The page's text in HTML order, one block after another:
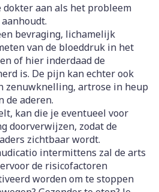
dokter aan als het probleem
bevraging, lichamelijk
van de bloeddruk in het
of hier inderdaad de
is. De pijn kan echter ook
zenuwknelling, artrose in heup
de aderen.
kan die je eventueel voor
doorverwijzen, zodat de
zichtbaar wordt.
intermittens zal de arts
de risicofactoren
worden om te stoppen